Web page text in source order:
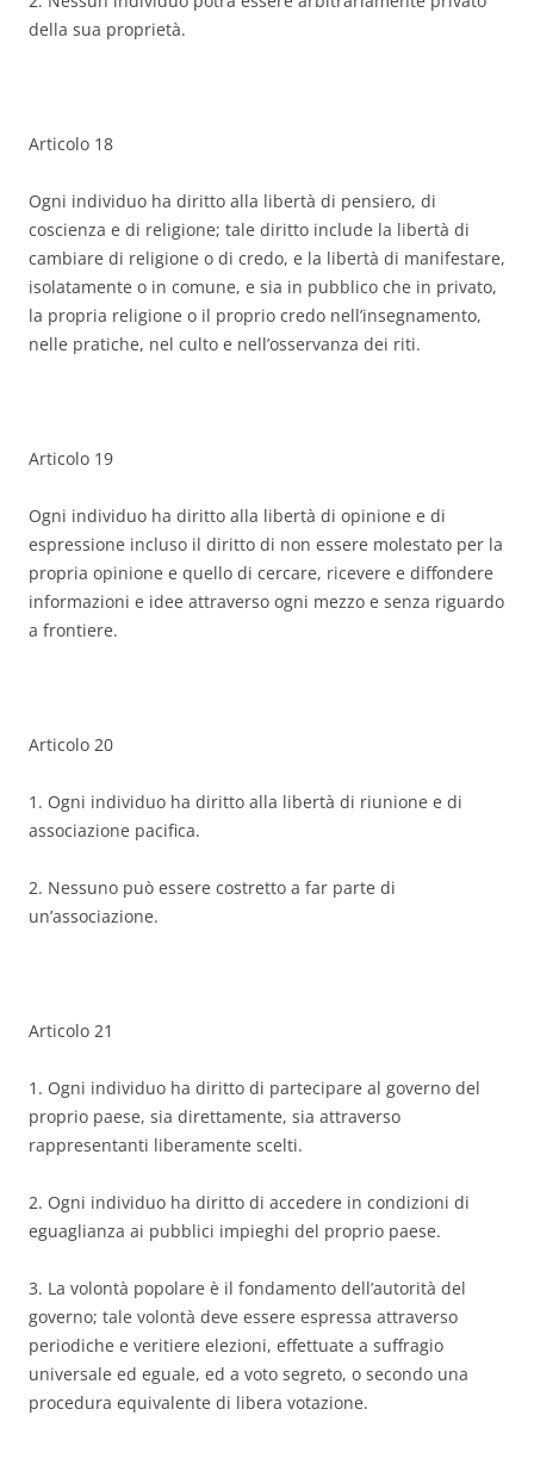
della sua proprietà.
Articolo 18
Ogni individuo ha diritto alla libertà di pensiero, di
coscienza e di religione; tale diritto include la libertà di
cambiare di religione o di credo, e la libertà di manifestare,
isolatamente o in comune, e sia in pubblico che in privato,
la propria religione o il proprio credo nell’insegnamento,
nelle pratiche, nel culto e nell’osservanza dei riti.
Articolo 19
Ogni individuo ha diritto alla libertà di opinione e di
espressione incluso il diritto di non essere molestato per la
propria opinione e quello di cercare, ricevere e diffondere
informazioni e idee attraverso ogni mezzo e senza riguardo
a frontiere.
Articolo 20
1. Ogni individuo ha diritto alla libertà di riunione e di
associazione pacifica.
2. Nessuno può essere costretto a far parte di
un’associazione.
Articolo 21
1. Ogni individuo ha diritto di partecipare al governo del
proprio paese, sia direttamente, sia attraverso
rappresentanti liberamente scelti.
2. Ogni individuo ha diritto di accedere in condizioni di
eguaglianza ai pubblici impieghi del proprio paese.
3. La volontà popolare è il fondamento dell’autorità del
governo; tale volontà deve essere espressa attraverso
periodiche e veritiere elezioni, effettuate a suffragio
universale ed eguale, ed a voto segreto, o secondo una
procedura equivalente di libera votazione.